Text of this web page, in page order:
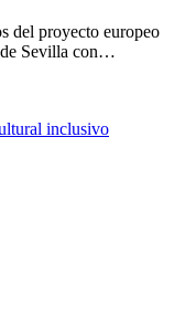
del proyecto europeo
de Sevilla con…
inclusivo